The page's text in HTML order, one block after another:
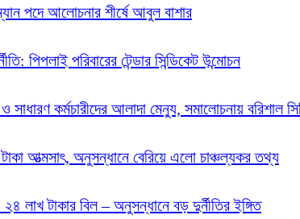
পদে আলোচনার শীর্ষে আবুল বাশার
পিপলাই পরিবারের টেন্ডার সিন্ডিকেট উন্মোচন
কর্মচারীদের আলাদা মেন্যু, সমালোচনায় বরিশাল
আত্মসাৎ, অনুসন্ধানে বেরিয়ে এলো চাঞ্চল্যকর তথ্য
লাখ টাকার বিল – অনুসন্ধানে বড় দুর্নীতির ইঙ্গিত